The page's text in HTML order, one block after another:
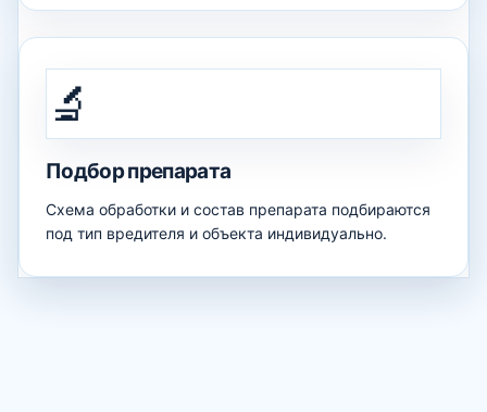
🔬
Подбор препарата
Схема обработки и состав препарата подбираются
под тип вредителя и объекта индивидуально.